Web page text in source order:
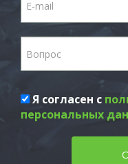
Я согласен с
персональных